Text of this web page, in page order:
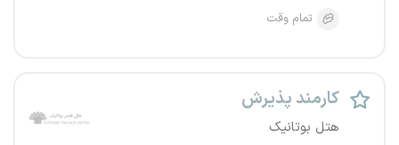
تمام وقت
کارمند پذیرش
هتل بوتانیک